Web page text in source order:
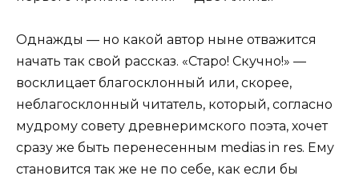
Однажды — но какой автор ныне отважится
начать так свой рассказ. «Старо! Скучно!» —
восклицает благосклонный или, скорее,
неблагосклонный читатель, который, согласно
мудрому совету древнеримского поэта, хочет
сразу же быть перенесенным medias in res. Ему
становится так же не по себе, как если бы